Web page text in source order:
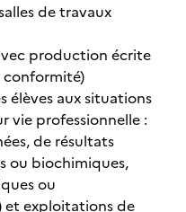
de travaux
production écrite
conformité)
aux situations
vie professionnelle :
de résultats
ou biochimiques,
ou
exploitations de